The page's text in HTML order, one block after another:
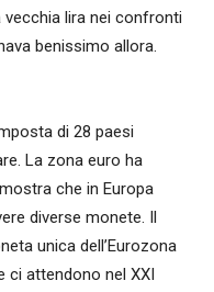
lira nei confronti
benissimo allora.
di 28 paesi
La zona euro ha
che in Europa
diverse monete. Il
unica dell’Eurozona
ci attendono nel XXI